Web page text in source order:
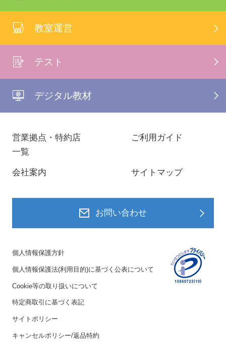
教室運営
テスト
デジタル教材
営業拠点・特約店
一覧
ご利用ガイド
会社案内 サイトマップ
お問い合わせ
個人情報保護方針
個人情報保護法(利用目的)に基づく公表について
Cookie等の取り扱いについて
特定商取引に基づく表記
サイトポリシー
キャンセルポリシー/返品特約